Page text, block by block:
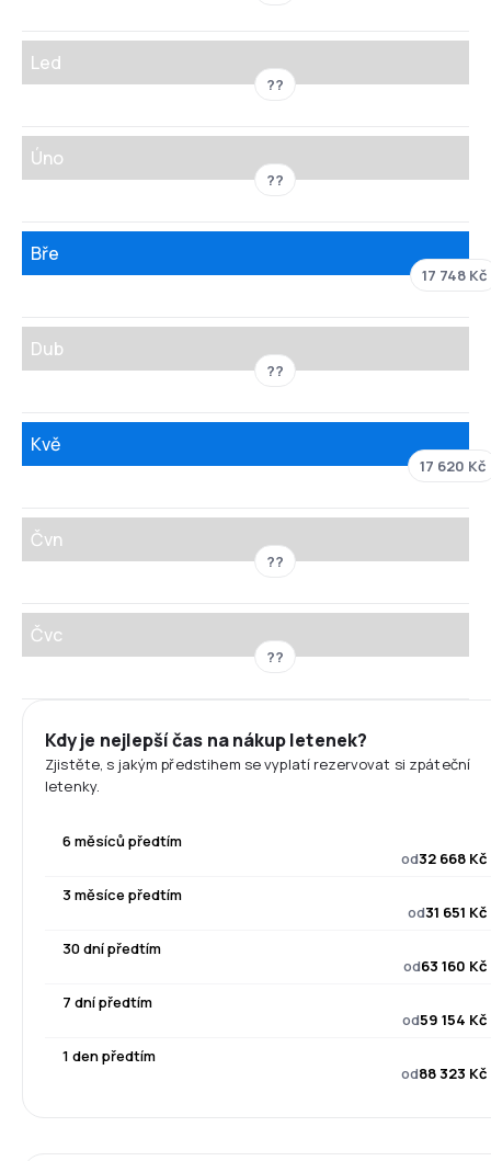
Led
??
Úno
??
Bře
17 748 Kč
Dub
??
Kvě
17 620 Kč
Čvn
??
Čvc
??
Kdy je nejlepší čas na nákup letenek?
Zjistěte, s jakým předstihem se vyplatí rezervovat si zpáteční
letenky.
6 měsíců předtím
od32 668 Kč
3 měsíce předtím
od31 651 Kč
30 dní předtím
od63 160 Kč
7 dní předtím
od59 154 Kč
1 den předtím
od88 323 Kč